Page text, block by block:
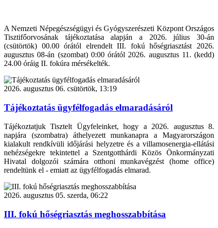
A Nemzeti Népegészségügyi és Gyógyszerészeti Központ Országos
Tisztifőorvosának tájékoztatása alapján a 2026. július 30-án
(csütörtök) 00.00 órától elrendelt III. fokú hőségriasztást 2026.
augusztus 08-án (szombat) 0:00 órától 2026. augusztus 11. (kedd)
24.00 óráig II. fokúra mérsékelték.
2026. augusztus 06. csütörtök, 13:19
Tájékoztatás ügyfélfogadás elmaradásáról
Tájékoztatjuk Tisztelt Ügyfeleinket, hogy a 2026. augusztus 8.
napjára (szombatra) áthelyezett munkanapra a Magyarországon
kialakult rendkívüli időjárási helyzetre és a villamosenergia-ellátási
nehézségekre tekintettel a Szentgotthárdi Közös Önkormányzati
Hivatal dolgozói számára otthoni munkavégzést (home office)
rendeltünk el - emiatt az ügyfélfogadás elmarad.
2026. augusztus 05. szerda, 06:22
III. fokú hőségriasztás meghosszabbítása